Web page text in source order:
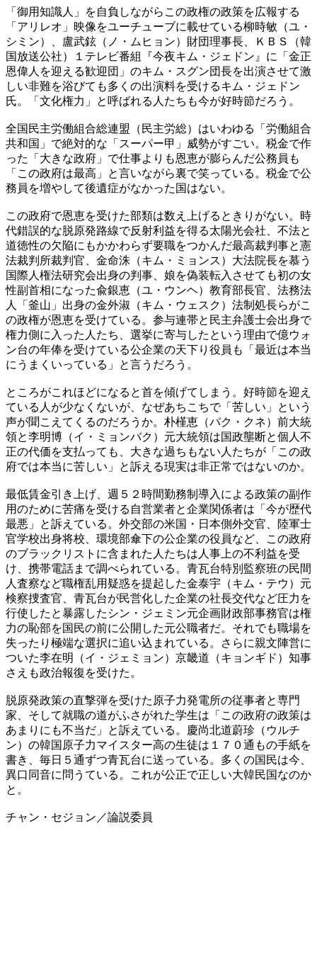
「御用知識人」を自負しながらこの政権の政策を広報する
「アリレオ」映像をユーチューブに載せている柳時敏（ユ・
シミン）、盧武鉉（ノ・ムヒョン）財団理事長、ＫＢＳ（韓
国放送公社）１テレビ番組『今夜キム・ジェドン』に「金正
恩偉人を迎える歓迎団」のキム・スグン団長を出演させて激
しい非難を浴びても多くの出演料を受けるキム・ジェドン
氏。「文化権力」と呼ばれる人たちも今が好時節だろう。
全国民主労働組合総連盟（民主労総）はいわゆる「労働組合
共和国」で絶対的な「スーパー甲」威勢がすごい。税金で作
った「大きな政府」で仕事よりも恩恵が膨らんだ公務員も
「この政府は最高」と言いながら裏で笑っている。税金で公
務員を増やして後遺症がなかった国はない。
この政府で恩恵を受けた部類は数え上げるときりがない。時
代錯誤的な脱原発路線で反射利益を得る太陽光会社、不法と
道徳性の欠陥にもかかわらず要職をつかんだ最高裁判事と憲
法裁判所裁判官、金命洙（キム・ミョンス）大法院長を慕う
国際人権法研究会出身の判事、娘を偽装転入させても初の女
性副首相になった兪銀恵（ユ・ウンヘ）教育部長官、法務法
人「釜山」出身の金外淑（キム・ウェスク）法制処長らがこ
の政権が恩恵を受けている。参与連帯と民主弁護士会出身で
権力側に入った人たち、選挙に寄与したという理由で億ウォ
ン台の年俸を受けている公企業の天下り役員も「最近は本当
にうまくいっている」と言うだろう。
ところがこれほどになると首を傾げてしまう。好時節を迎え
ている人が少なくないが、なぜあちこちで「苦しい」という
声が聞こえてくるのだろうか。朴槿恵（パク・クネ）前大統
領と李明博（イ・ミョンバク）元大統領は国政壟断と個人不
正の代価を支払っても、大きな過ちもない人たちが「この政
府では本当に苦しい」と訴える現実は非正常ではないのか。
最低賃金引き上げ、週５２時間勤務制導入による政策の副作
用のために苦痛を受ける自営業者と企業関係者は「今が歴代
最悪」と訴えている。外交部の米国・日本側外交官、陸軍士
官学校出身将校、環境部傘下の公企業の役員など、この政府
のブラックリストに含まれた人たちは人事上の不利益を受
け、携帯電話まで調べられている。青瓦台特別監察班の民間
人査察など職権乱用疑惑を提起した金泰宇（キム・テウ）元
検察捜査官、青瓦台が民営化した企業の社長交代など圧力を
行使したと暴露したシン・ジェミン元企画財政部事務官は権
力の恥部を国民の前に公開した元公職者だ。それでも職場を
失ったり極端な選択に追い込まれている。さらに親文陣営に
ついた李在明（イ・ジェミョン）京畿道（キョンギド）知事
さえも政治報復を受けた。
脱原発政策の直撃弾を受けた原子力発電所の従事者と専門
家、そして就職の道がふさがれた学生は「この政府の政策は
あまりにも不当だ」と訴えている。慶尚北道蔚珍（ウルチ
ン）の韓国原子力マイスター高の生徒は１７０通もの手紙を
書き、毎日５通ずつ青瓦台に送っている。多くの国民は今、
異口同音に問うている。これが公正で正しい大韓民国なのか
と。
チャン・セジョン／論説委員